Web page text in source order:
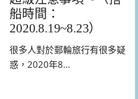
船時間：
2020.8.19~8.23）
很多人對於郵輪旅行有很多疑
惑，2020年8...